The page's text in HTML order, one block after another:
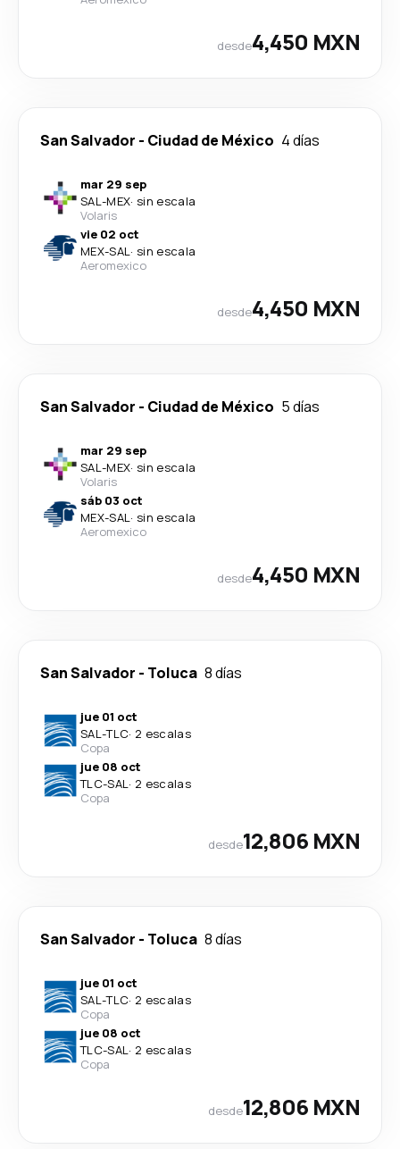
desde4,450 MXN
San Salvador - Ciudad de México 4 días
mar 29 sep
SAL-MEX· sin escala
Volaris
vie 02 oct
MEX-SAL· sin escala
Aeromexico
desde4,450 MXN
San Salvador - Ciudad de México 5 días
mar 29 sep
SAL-MEX· sin escala
Volaris
sáb 03 oct
MEX-SAL· sin escala
Aeromexico
desde4,450 MXN
San Salvador - Toluca 8 días
jue 01 oct
SAL-TLC· 2 escalas
Copa
jue 08 oct
TLC-SAL· 2 escalas
Copa
desde12,806 MXN
San Salvador - Toluca 8 días
jue 01 oct
SAL-TLC· 2 escalas
Copa
jue 08 oct
TLC-SAL· 2 escalas
Copa
desde12,806 MXN